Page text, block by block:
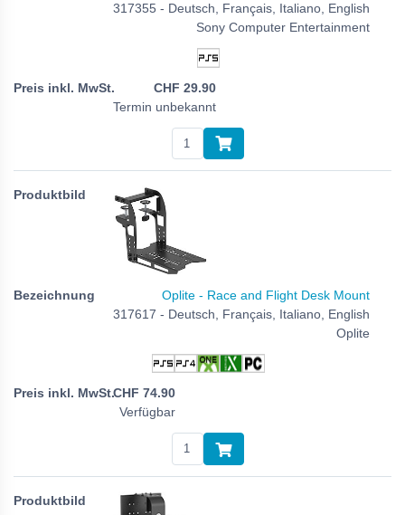
317355 - Deutsch, Français, Italiano, English
Sony Computer Entertainment
CHF 29.90
Termin unbekannt
Oplite - Race and Flight Desk Mount
317617 - Deutsch, Français, Italiano, English
Oplite
CHF 74.90
Verfügbar